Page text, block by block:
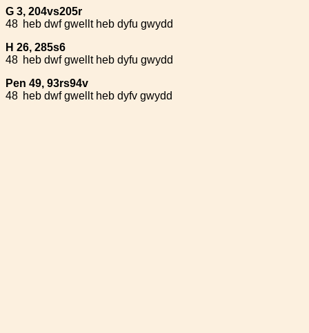
G 3, 204vs205r
48 heb dwf gwellt heb dyfu gwydd
H 26, 285s6
48 heb dwf gwellt heb dyfu gwydd
Pen 49, 93rs94v
48 heb dwf gwellt heb dyfv gwydd